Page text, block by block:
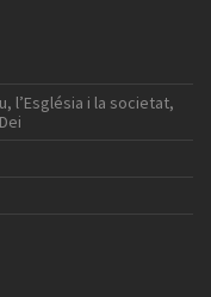
l’Església i la societat,